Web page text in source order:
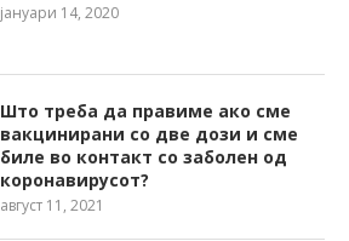
јануари 14, 2020
Што треба да правиме ако сме
вакцинирани со две дози и сме
биле во контакт со заболен од
коронавирусот?
август 11, 2021